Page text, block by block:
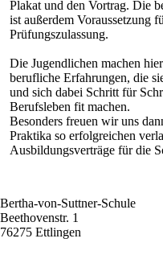
Plakat und den Vortrag. Die
ist außerdem Voraussetzung
Prüfungszulassung.
Die Jugendlichen machen
berufliche Erfahrungen, die
und sich dabei Schritt für
Berufsleben fit machen.
Besonders freuen wir uns
Praktika so erfolgreichen
Ausbildungsverträge für die
Bertha-von-Suttner-Schule
Beethovenstr. 1
76275 Ettlingen